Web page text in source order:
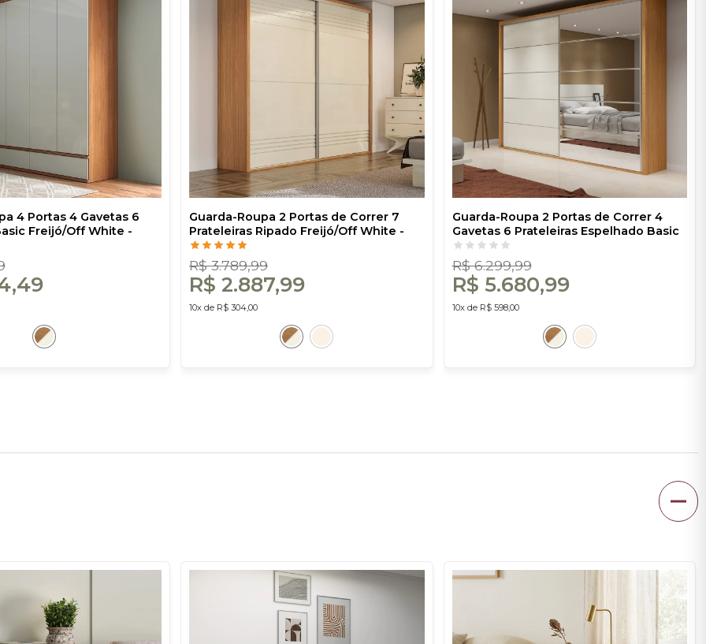
4 Portas 4 Gavetas 6
Freijó/Off White -
Guarda-Roupa 2 Portas de Correr 7
Prateleiras Ripado Freijó/Off White -
Dalla Costa
R$ 3.789,99
R$ 2.887,99
10x de R$ 304,00
Guarda-Roupa 2 Portas de Correr 4
Gavetas 6 Prateleiras Espelhado Basic
Freijó/Off White - Dalla Costa
R$ 6.299,99
R$ 5.680,99
10x de R$ 598,00